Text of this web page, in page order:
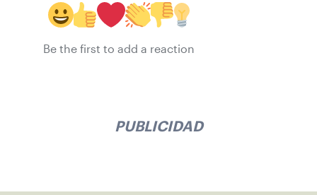
Be the first to add a reaction
PUBLICIDAD